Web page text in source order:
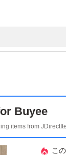
Buyee
items from
こ